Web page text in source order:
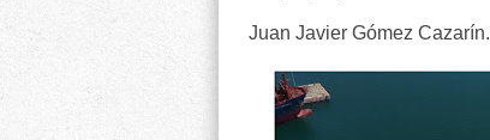
Juan Javier Gómez Cazarín.